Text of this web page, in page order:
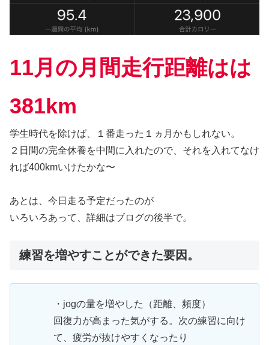
11月の月間走行距離はは
381km
学生時代を除けば、１番走った１ヵ月かもしれない。
２日間の完全休養を中間に入れたので、それを入れてなけ
れば400kmいけたかな〜
あとは、今日走る予定だったのが
いろいろあって、詳細はブログの後半で。
練習を増やすことができた要因。
・jogの量を増やした（距離、頻度）
回復力が高まった気がする。次の練習に向け
て、疲労が抜けやすくなったり